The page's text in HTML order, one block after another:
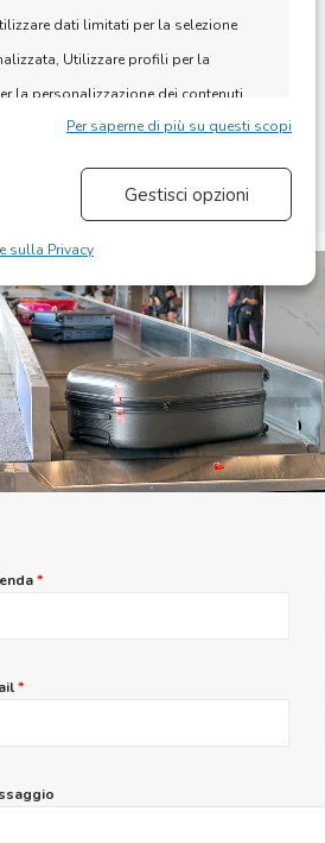
dati limitati per la selezione
Utilizzare profili per la
la personalizzazione dei contenuti,
Sviluppare e migliorare i servizi,
trasmesse
correggere errori,
Salvare e
Sempre attivo
Per saperne di più su questi scopi
Gestisci opzioni
sulla Privacy
*
*